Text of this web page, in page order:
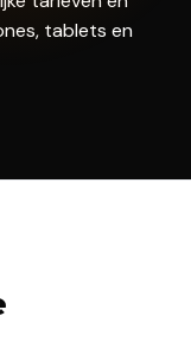
tablets en